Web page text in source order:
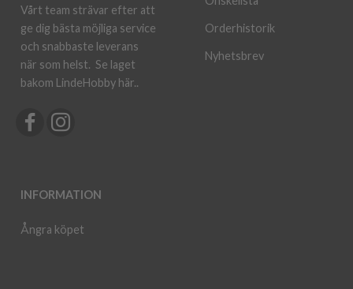
Vårt team strävar efter att
ge dig bästa möjliga service
och snabbaste leverans
när som helst. Se laget
bakom LindeHobby här..
INFORMATION
Ångra köpet
Orderhistorik
Nyhetsbrev